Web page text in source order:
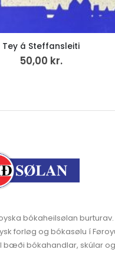
Tey á Steffansleiti
50,00 kr.
bókaheilsølan burturav.
forløg og bókasølu í
bæði bókahandlar, skúlar